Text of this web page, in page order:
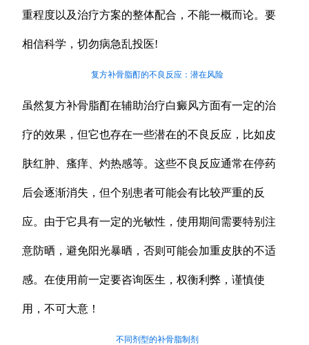
重程度以及治疗方案的整体配合，不能一概而论。要
相信科学，切勿病急乱投医!
复方补骨脂酊的不良反应：潜在风险
虽然复方补骨脂酊在辅助治疗白癜风方面有一定的治
疗的效果，但它也存在一些潜在的不良反应，比如皮
肤红肿、瘙痒、灼热感等。这些不良反应通常在停药
后会逐渐消失，但个别患者可能会有比较严重的反
应。由于它具有一定的光敏性，使用期间需要特别注
意防晒，避免阳光暴晒，否则可能会加重皮肤的不适
感。在使用前一定要咨询医生，权衡利弊，谨慎使
用，不可大意！
不同剂型的补骨脂制剂